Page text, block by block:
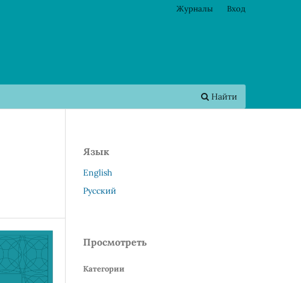
Найти
Журналы Вход
Язык
English
Русский
Просмотреть
Категории